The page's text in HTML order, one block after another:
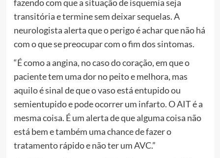
fazendo com que a situação de isquemia seja
transitória e termine sem deixar sequelas. A
neurologista alerta que o perigo é achar que não há
com o que se preocupar com o fim dos sintomas.
“É como a angina, no caso do coração, em que o
paciente tem uma dor no peito e melhora, mas
aquilo é sinal de que o vaso está entupido ou
semientupido e pode ocorrer um infarto. O AIT é a
mesma coisa. É um alerta de que alguma coisa não
está bem e também uma chance de fazer o
tratamento rápido e não ter um AVC.”